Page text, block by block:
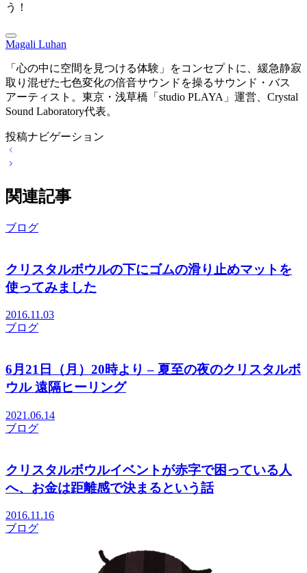
う！
Magali Luhan
「心の中に空間を見つける体験」をコンセプトに、緩急静寂
取り混ぜた七色変化の倍音サウンドを操るサウンド・バス
アーティスト。東京・浅草橋「studio PLAYA」運営、Crystal
Sound Laboratory代表。
投稿ナビゲーション
関連記事
ブログ
クリスタルボウルの下にゴムの滑り止めマットを
使ってみました
2016.11.03
ブログ
6月21日（月）20時より – 夏至の夜のクリスタルボ
ウル 遠隔ヒーリング
2021.06.14
ブログ
クリスタルボウルイベントが赤字で困っている人
へ、お金は距離感で決まるという話
2016.11.16
ブログ